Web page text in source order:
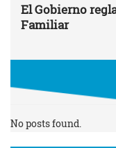
El Gobierno
Familiar
No posts found.